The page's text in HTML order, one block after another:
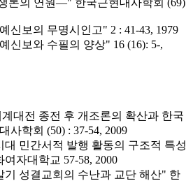
론의 연원―" 한국근현대사학회 (69)
신보의 무명시인고" 2 : 41-43, 1979
신보와 수필의 양상" 16 (16): 5-,
대전 종전 후 개조론의 확산과 한국
사학회 (50) : 37-54, 2009
대 민간서적 발행 활동의 구조적 특성
자대학교 57-58, 2000
기 성결교회의 수난과 교단 해산" 한